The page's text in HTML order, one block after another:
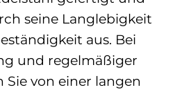
seine Langlebigkeit
aus. Bei
und regelmäßiger
von einer langen